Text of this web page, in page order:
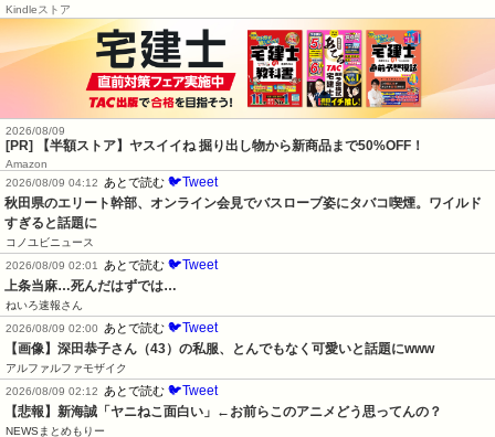
Kindleストア
2026/08/09
[PR] 【半額ストア】ヤスイイね 掘り出し物から新商品まで50%OFF！
Amazon
2026/08/09 04:12
あとで読む 🐦Tweet
秋田県のエリート幹部、オンライン会見でバスローブ姿にタバコ喫煙。ワイルド
すぎると話題に
コノユビニュース
2026/08/09 02:01
あとで読む 🐦Tweet
上条当麻…死んだはずでは…
ねいろ速報さん
2026/08/09 02:00
あとで読む 🐦Tweet
【画像】深田恭子さん（43）の私服、とんでもなく可愛いと話題にwww
アルファルファモザイク
2026/08/09 02:12
あとで読む 🐦Tweet
【悲報】新海誠「ヤニねこ面白い」←お前らこのアニメどう思ってんの？
NEWSまとめもりー